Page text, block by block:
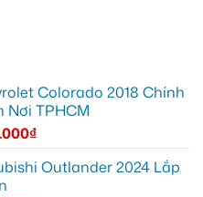
Colorado 2018 Chính
Nơi TPHCM
₫
Outlander 2024 Lắp